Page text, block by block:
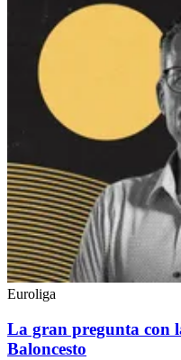
Euroliga
La gran pregunta con
Baloncesto